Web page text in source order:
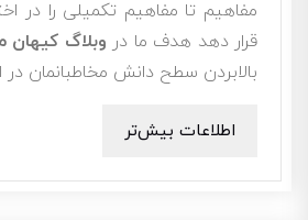
مفاهیم تا مفاهیم تکمیلی را در
قرار دهد هدف ما در وبلاگ کیهان
بالابردن سطح دانش مخاطبانمان
اطلاعات بیش‌تر